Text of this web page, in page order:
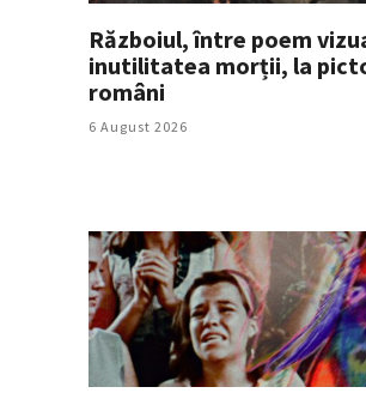
Războiul, între poem
inutilitatea morții, la
români
6 August 2026